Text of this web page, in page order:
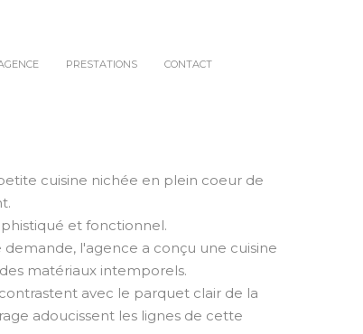
PRESTATIONS CONTACT
cuisine nichée en plein coeur de
et fonctionnel.
l'agence a conçu une cuisine
matériaux intemporels.
avec le parquet clair de la
adoucissent les lignes de cette